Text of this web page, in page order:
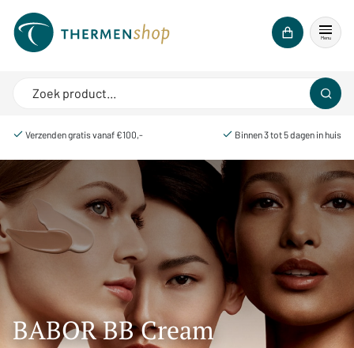
Menu
Verzenden gratis vanaf €100,- Binnen 3 tot 5 dagen in huis
BABOR BB Cream